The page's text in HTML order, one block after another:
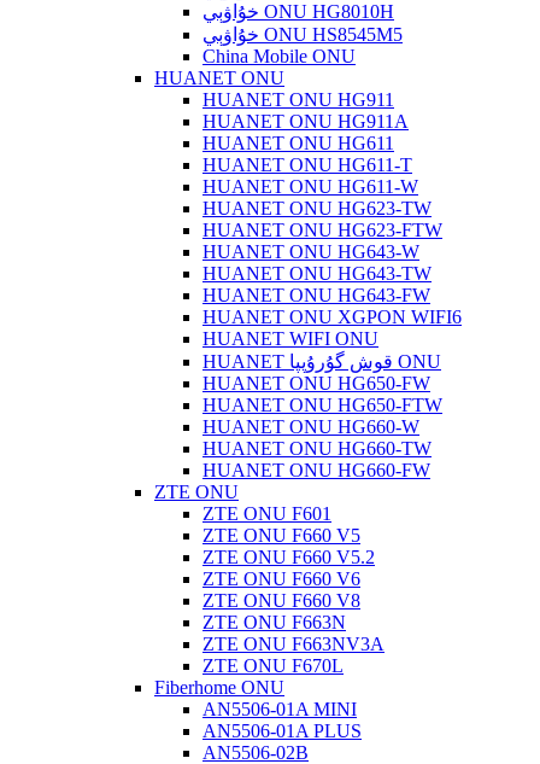
خۇاۋېي ONU HG8010H
خۇاۋېي ONU HS8545M5
China Mobile ONU
HUANET ONU
HUANET ONU HG911
HUANET ONU HG911A
HUANET ONU HG611
HUANET ONU HG611-T
HUANET ONU HG611-W
HUANET ONU HG623-TW
HUANET ONU HG623-FTW
HUANET ONU HG643-W
HUANET ONU HG643-TW
HUANET ONU HG643-FW
HUANET ONU XGPON WIFI6
HUANET WIFI ONU
HUANET قوش گۇرۇپپا ONU
HUANET ONU HG650-FW
HUANET ONU HG650-FTW
HUANET ONU HG660-W
HUANET ONU HG660-TW
HUANET ONU HG660-FW
ZTE ONU
ZTE ONU F601
ZTE ONU F660 V5
ZTE ONU F660 V5.2
ZTE ONU F660 V6
ZTE ONU F660 V8
ZTE ONU F663N
ZTE ONU F663NV3A
ZTE ONU F670L
Fiberhome ONU
AN5506-01A MINI
AN5506-01A PLUS
AN5506-02B